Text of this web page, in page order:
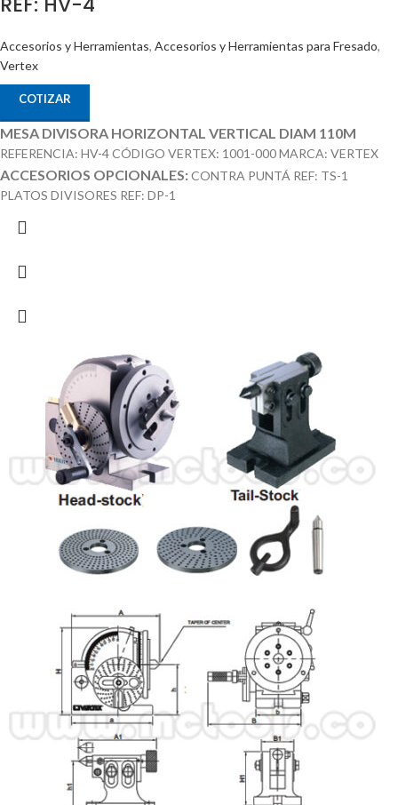
Accesorios y Herramientas, Accesorios y Herramientas para Fresado,
Vertex
COTIZAR
MESA DIVISORA HORIZONTAL VERTICAL DIAM 110M
REFERENCIA: HV-4 CÓDIGO VERTEX: 1001-000 MARCA: VERTEX
ACCESORIOS OPCIONALES:CONTRA PUNTÁ REF: TS-1
PLATOS DIVISORES REF: DP-1